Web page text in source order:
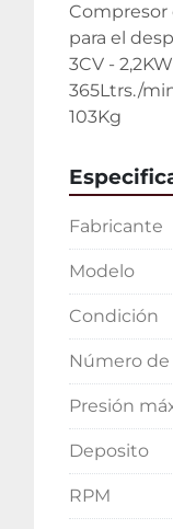
Compresor
para el
3CV - 2,2KW
365Ltrs./
103Kg
Fabricante
Modelo
Condición
Número de
Presión
Deposito
RPM